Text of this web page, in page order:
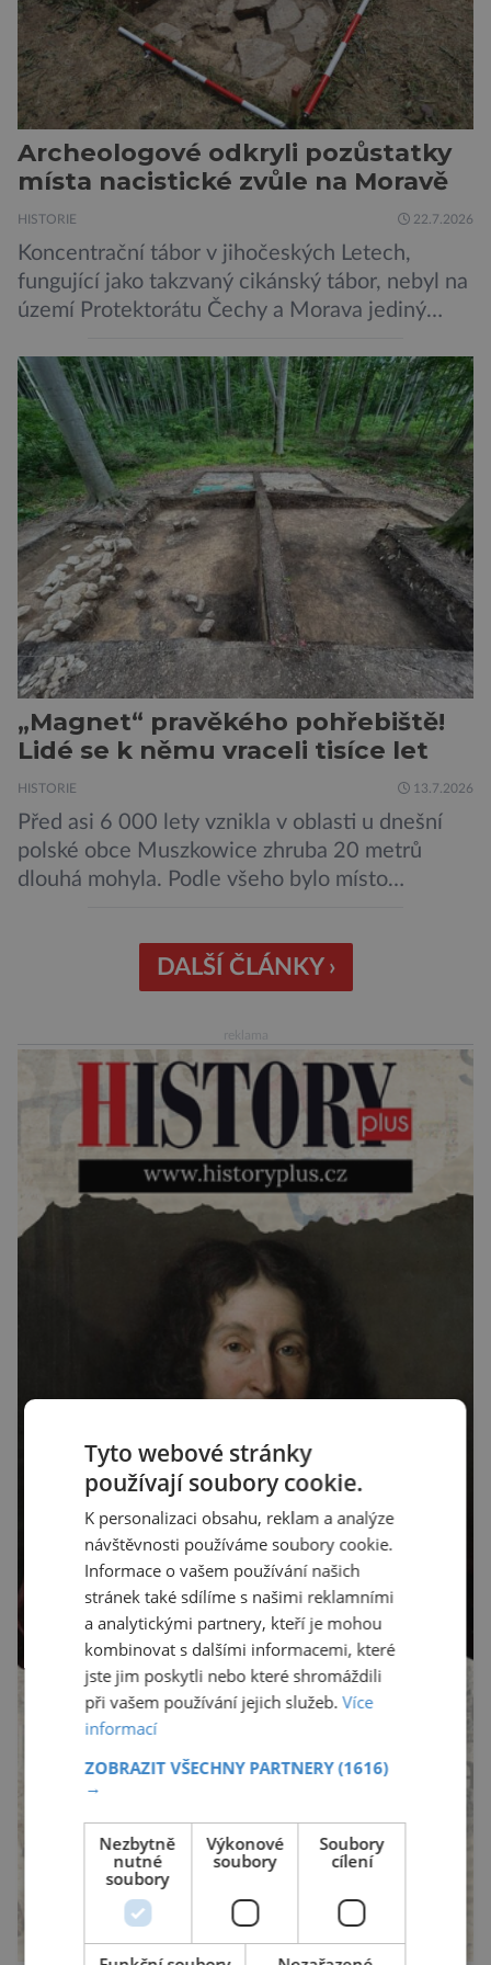
Archeologové odkryli pozůstatky
místa nacistické zvůle na Moravě
HISTORIE 22.7.2026
Koncentrační tábor v jihočeských Letech,
fungující jako takzvaný cikánský tábor, nebyl na
území Protektorátu Čechy a Morava jediný
v Hodoníně u Kunštátu. Jeho pozůstatky byly
nedávno odkrývány archeology. Někteří z asi
1400 Romů a Sintů, kteří byli v táboře
internováni, v něm vydechli naposledy. Jiné
čekal transport do […]
„Magnet“ pravěkého pohřebiště!
Lidé se k němu vraceli tisíce let
HISTORIE 13.7.2026
Před asi 6 000 lety vznikla v oblasti u dnešní
polské obce Muszkowice zhruba 20 metrů
dlouhá mohyla. Podle všeho bylo místo
mohyl, které se nacházejí v ose té starší. Na
archeologických pracích se podíleli experti ze
DALŠÍ ČLÁNKY ›
Tyto webové stránky
používají soubory cookie.
K personalizaci obsahu, reklam a analýze
návštěvnosti používáme soubory cookie.
Informace o vašem používání našich
stránek také sdílíme s našimi reklamními
a analytickými partnery, kteří je mohou
kombinovat s dalšími informacemi, které
jste jim poskytli nebo které shromáždili
při vašem používání jejich služeb.Více
informací
ZOBRAZIT VŠECHNY PARTNERY(1616)
→
Nezbytně
nutné
soubory
Výkonové
soubory
Soubory
cílení